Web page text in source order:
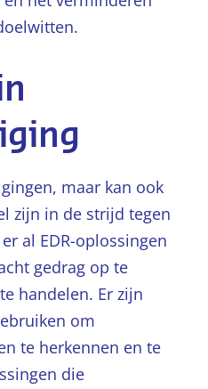
maar kan ook
zijn in de strijd tegen
al EDR-oplossingen
gedrag op te
handelen. Er zijn
om
te herkennen en te
die